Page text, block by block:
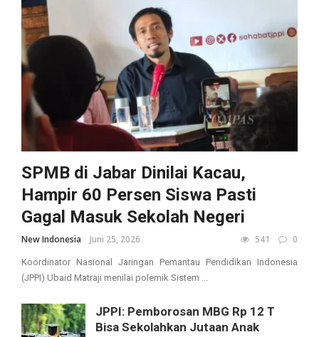
SPMB di Jabar Dinilai Kacau,
Hampir 60 Persen Siswa Pasti
Gagal Masuk Sekolah Negeri
New Indonesia Juni 25, 2026 541 0
Koordinator Nasional Jaringan Pemantau Pendidikan Indonesia
(JPPI) Ubaid Matraji menilai polemik Sistem ...
JPPI: Pemborosan MBG Rp 12 T
Bisa Sekolahkan Jutaan Anak